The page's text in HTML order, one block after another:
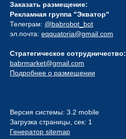
Заказать размещение:
Рекламная группа "Экватор"
Телеграм: @babrobot_bot
эл.почта: eqquatoria@gmail.com
Стратегическое сотрудничество:
babrmarket@gmail.com
Подробнее о размещении
Версия системы: 3.2 mobile
Загрузка страницы, сек: 1
Генератор sitemap